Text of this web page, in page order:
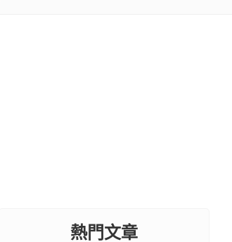
熱門文章